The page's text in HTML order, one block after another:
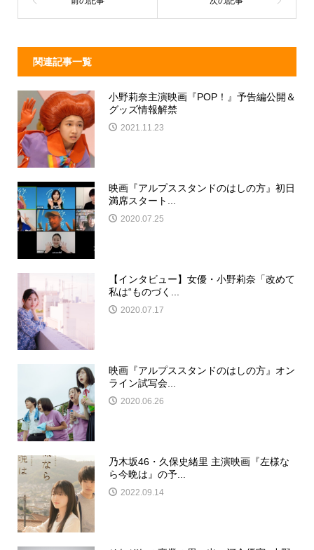
関連記事一覧
小野莉奈主演映画『POP！』予告編公開＆
グッズ情報解禁
2021.11.23
映画『アルプススタンドのはしの方』初日
満席スタート...
2020.07.25
【インタビュー】女優・小野莉奈「改めて
私は“ものづく...
2020.07.17
映画『アルプススタンドのはしの方』オン
ライン試写会...
2020.06.26
乃木坂46・久保史緒里 主演映画『左様な
ら今晩は』の予...
2022.09.14